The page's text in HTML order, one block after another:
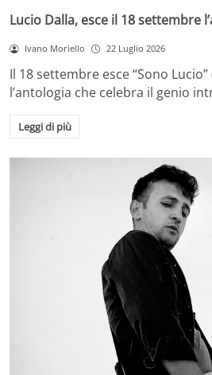
Lucio Dalla, esce il 18 settembre
Ivano Moriello 22 Luglio 2026
Il 18 settembre esce “Sono
l’antologia che celebra il genio
Leggi di più